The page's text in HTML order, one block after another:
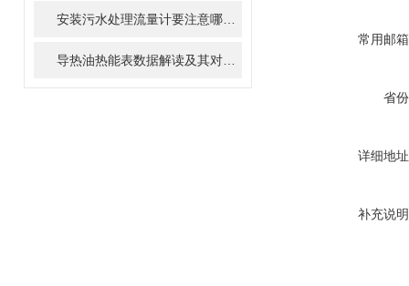
常用邮
省
详细地
补充说